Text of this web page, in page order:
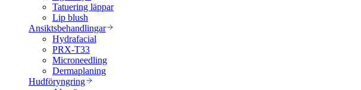
Tatuering läppar
Lip blush
Ansiktsbehandlingar
Hydrafacial
PRX-T33
Microneedling
Dermaplaning
Hudföryngring